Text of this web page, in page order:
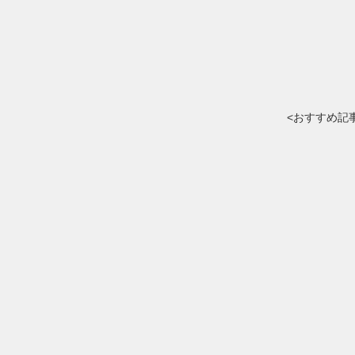
<おすすめ記